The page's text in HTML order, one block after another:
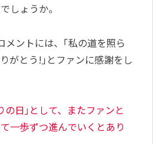
しょうか。
メントには、｢私の道を照ら
がとう!｣とファンに感謝をし
の日｣として、またファンと
一歩ずつ進んでいくとあり